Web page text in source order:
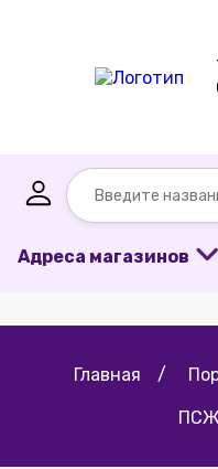
Адреса магазинов
Главная /
ПСЖ